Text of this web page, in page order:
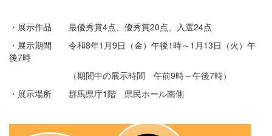
・展示作品 最優秀賞4点、優秀賞20点、入選24点
・展示期間 令和8年1月9日（金）午後1時～1月13日（火）午
後7時
（期間中の展示時間 午前9時～午後7時）
・展示場所 群馬県庁1階 県民ホール南側